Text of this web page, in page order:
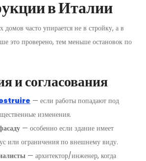
в Италии
домов часто упирается не в стройку, а в
это проверено, тем меньше остановок по
и согласования
— если работы попадают под
изменения.
— особенно если здание имеет
или ограничения по внешнему виду.
— архитектор/инженер, когда